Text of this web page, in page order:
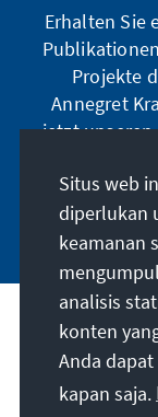
Erhalten Sie
Projekte
Annegret
jetzt
Misi kami
Kontak
Situs web
diperlukan
keamanan
analisis
konten
Anda
kapan saja.